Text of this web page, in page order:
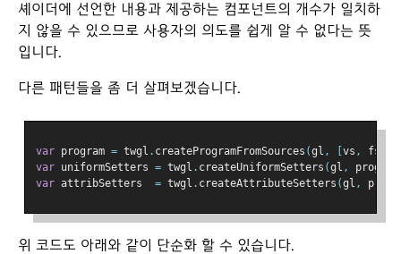
셰이더에 선언한 내용과 제공하는 컴포넌트의 개수가 일치하
지 않을 수 있으므로 사용자의 의도를 쉽게 알 수 없다는 뜻
입니다.
다른 패턴들을 좀 더 살펴보겠습니다.
var program = twgl . createProgramFromSources (gl , vs , fs
var uniformSetters = twgl . createUniformSetters (gl , program
var attribSetters = twgl . createAttributeSetters (gl ,
위 코드도 아래와 같이 단순화 할 수 있습니다.